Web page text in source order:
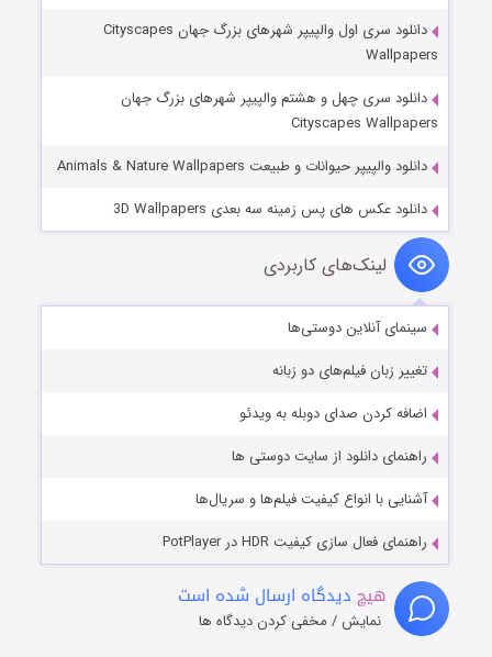
دانلود سری اول والپیپر شهرهای بزرگ جهان Cityscapes
Wallpapers
دانلود سری چهل و هشتم والپیپر شهرهای بزرگ جهان
Cityscapes Wallpapers
دانلود والپیپر حیوانات و طبیعت Animals & Nature Wallpapers
دانلود عکس های پس زمینه سه بعدی 3D Wallpapers
لینک‌های کاربردی
سینمای آنلاین دوستی‌ها
تغییر زبان فیلم‌های دو زبانه
اضافه کردن صدای دوبله به ویدئو
راهنمای دانلود از سایت دوستی ها
آشنایی با انواع کیفیت فیلم‌ها و سریال‌ها
راهنمای فعال سازی کیفیت HDR در PotPlayer
هیچ دیدگاه ارسال شده است
نمایش / مخفی کردن دیدگاه ها